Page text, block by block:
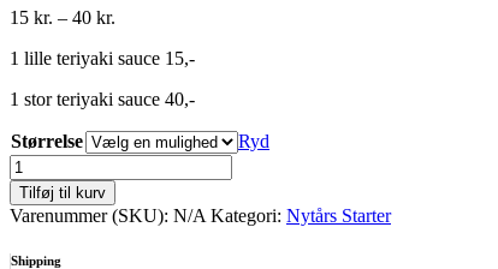
15 kr. – 40 kr.
til
1 lille teriyaki sauce 15,-
1 stor teriyaki sauce 40,-
Størrelse
Ryd
Teriyaki
Sauce
-
Nytår
antal
Tilføj til kurv
Varenummer (SKU): N/A Kategori: Nytårs Starter
Shipping